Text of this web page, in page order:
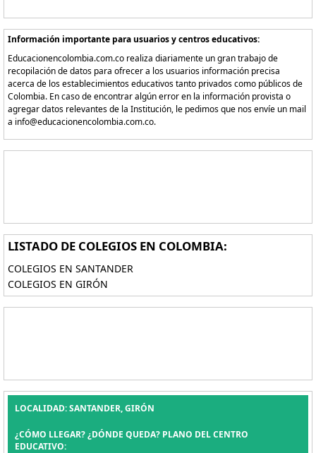
Información importante para usuarios y centros educativos:
Educacionencolombia.com.co realiza diariamente un gran trabajo de
recopilación de datos para ofrecer a los usuarios información precisa
acerca de los establecimientos educativos tanto privados como públicos de
Colombia. En caso de encontrar algún error en la información provista o
agregar datos relevantes de la Institución, le pedimos que nos envíe un mail
a info@educacionencolombia.com.co.
LISTADO DE COLEGIOS EN COLOMBIA:
COLEGIOS EN SANTANDER
COLEGIOS EN GIRÓN
LOCALIDAD: SANTANDER, GIRÓN
¿CÓMO LLEGAR? ¿DÓNDE QUEDA? PLANO DEL CENTRO
EDUCATIVO: